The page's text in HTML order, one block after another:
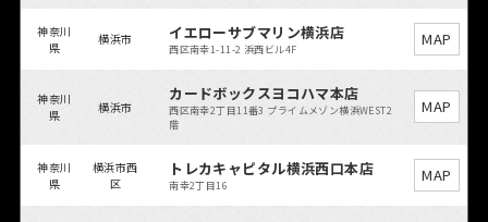
神奈川
県
横浜市 イエローサブマリン横浜店
西区南幸1-11-2 浜西ビル4F
MAP
神奈川
県
横浜市
カードボックスヨコハマ本店
西区南幸2丁目11番3 プライムメゾン横浜WEST2
階
MAP
神奈川
県
横浜市西
区
トレカキャピタル横浜西口本店
南幸2丁目16
MAP